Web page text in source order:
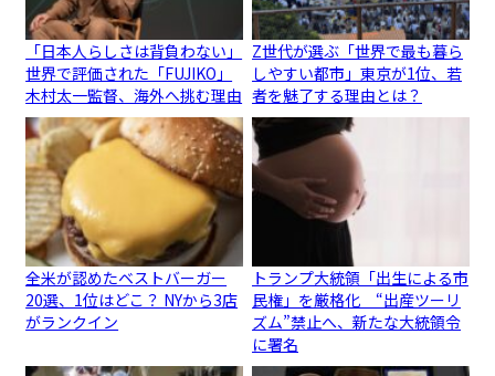
「日本人らしさは背負わない」
世界で評価された「FUJIKO」
木村太一監督、海外へ挑む理由
Z世代が選ぶ「世界で最も暮ら
しやすい都市」東京が1位、若
者を魅了する理由とは？
全米が認めたベストバーガー
20選、1位はどこ？ NYから3店
がランクイン
トランプ大統領「出生による市
民権」を厳格化 “出産ツーリ
ズム”禁止へ、新たな大統領令
に署名